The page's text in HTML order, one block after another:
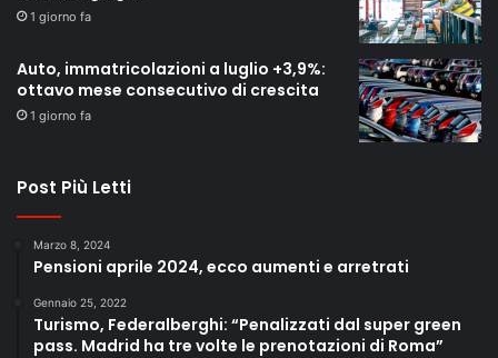
1 giorno fa
Auto, immatricolazioni a luglio +3,9%:
ottavo mese consecutivo di crescita
1 giorno fa
Post Più Letti
Marzo 8, 2024
Pensioni aprile 2024, ecco aumenti e arretrati
Gennaio 25, 2022
Turismo, Federalberghi: “Penalizzati dal super green
pass. Madrid ha tre volte le prenotazioni di Roma”